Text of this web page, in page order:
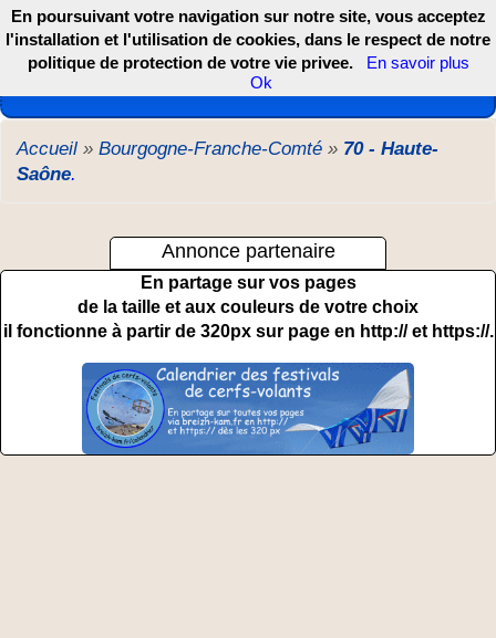
Les webcams de France, DOM TOM et COM
Accueil » Bourgogne-Franche-Comté » 70 - Haute-
Saône.
Annonce partenaire
En partage sur vos pages
de la taille et aux couleurs de votre choix
il fonctionne à partir de 320px sur page en http:// et https://.
En poursuivant votre navigation sur notre site, vous acceptez
l'installation et l'utilisation de cookies, dans le respect de notre
politique de protection de votre vie privee.
En savoir plus
Ok